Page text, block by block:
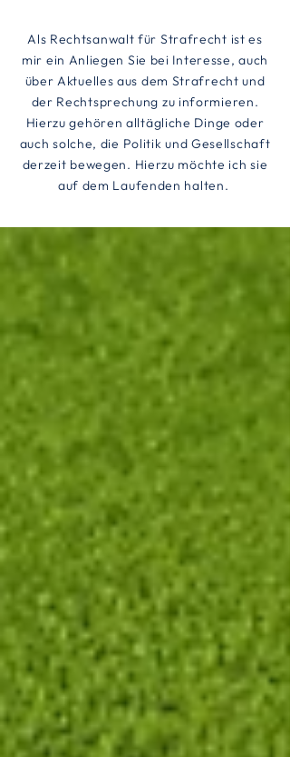
Als Rechtsanwalt für Strafrecht ist es
mir ein Anliegen Sie bei Interesse, auch
über Aktuelles aus dem Strafrecht und
der Rechtsprechung zu informieren.
Hierzu gehören alltägliche Dinge oder
auch solche, die Politik und Gesellschaft
derzeit bewegen. Hierzu möchte ich sie
auf dem Laufenden halten.